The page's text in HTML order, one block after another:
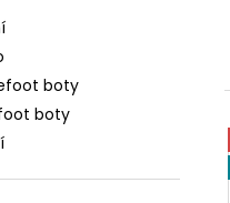
boty
boty
MODRÉ